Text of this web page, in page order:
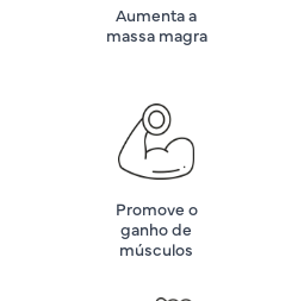
Aumenta a
massa magra
Promove o
ganho de
músculos